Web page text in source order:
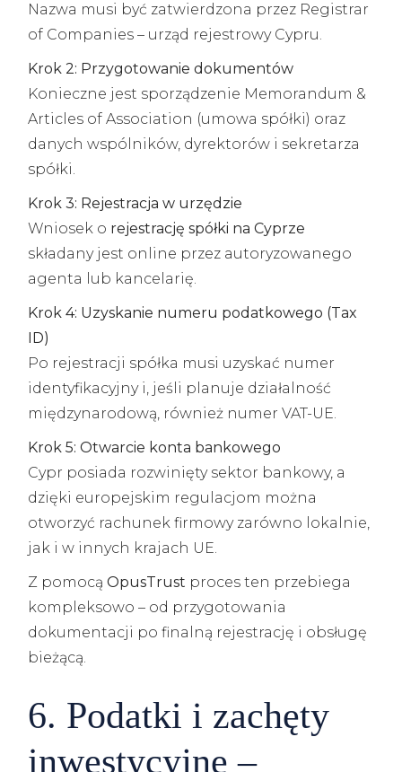
Nazwa musi być zatwierdzona przez Registrar
of Companies – urząd rejestrowy Cypru.
Krok 2: Przygotowanie dokumentów
Konieczne jest sporządzenie Memorandum &
Articles of Association (umowa spółki) oraz
danych wspólników, dyrektorów i sekretarza
spółki.
Krok 3: Rejestracja w urzędzie
Wniosek o rejestrację spółki na Cyprze
składany jest online przez autoryzowanego
agenta lub kancelarię.
Krok 4: Uzyskanie numeru podatkowego (Tax
ID)
Po rejestracji spółka musi uzyskać numer
identyfikacyjny i, jeśli planuje działalność
międzynarodową, również numer VAT-UE.
Krok 5: Otwarcie konta bankowego
Cypr posiada rozwinięty sektor bankowy, a
dzięki europejskim regulacjom można
otworzyć rachunek firmowy zarówno lokalnie,
jak i w innych krajach UE.
Z pomocąOpusTrust proces ten przebiega
kompleksowo – od przygotowania
dokumentacji po finalną rejestrację i obsługę
bieżącą.
6. Podatki i zachęty
inwestycyjne –